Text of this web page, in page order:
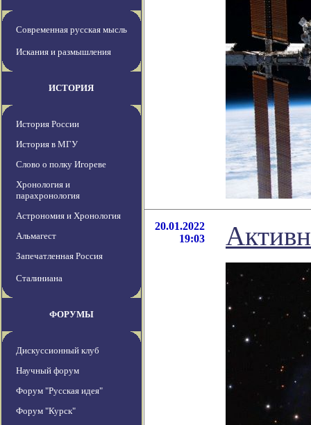
Современная русская мысль
Искания и размышления
ИСТОРИЯ
История России
История в МГУ
Слово о полку Игореве
Хронология и
парахронология
Астрономия и Хронология
Альмагест
Запечатленная Россия
Сталиниана
ФОРУМЫ
Дискуссионный клуб
Научный форум
Форум "Русская идея"
Форум "Курск"
20.01.2022
19:03